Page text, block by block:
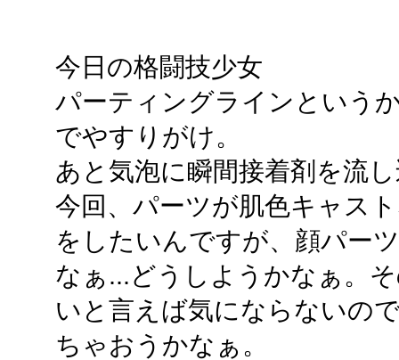
今日の格闘技少女
パーティングラインという
でやすりがけ。
あと気泡に瞬間接着剤を流
今回、パーツが肌色キャス
をしたいんですが、顔パー
なぁ...どうしようかなぁ。
いと言えば気にならないの
ちゃおうかなぁ。